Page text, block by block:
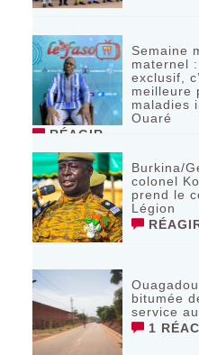
Semaine
maternel
exclusif,
meilleure
maladies
Ouaré
RÉAGIR
Burkina/
colonel
prend le
Légion
bitumée
service
1